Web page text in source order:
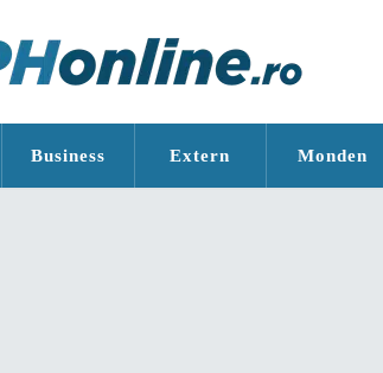
Business Extern Monden